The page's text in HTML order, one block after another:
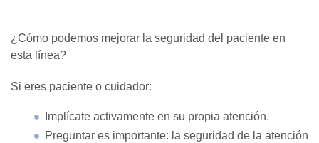
¿Cómo podemos mejorar la seguridad del paciente en
esta línea?
Si eres paciente o cuidador:
Implícate activamente en su propia atención.
Preguntar es importante: la seguridad de la atención